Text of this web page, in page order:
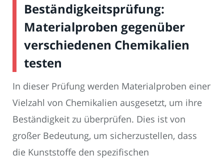
Beständigkeitsprüfung:
Materialproben gegenüber
verschiedenen Chemikalien
testen
In dieser Prüfung werden Materialproben einer
Vielzahl von Chemikalien ausgesetzt, um ihre
Beständigkeit zu überprüfen. Dies ist von
großer Bedeutung, um sicherzustellen, dass
die Kunststoffe den spezifischen